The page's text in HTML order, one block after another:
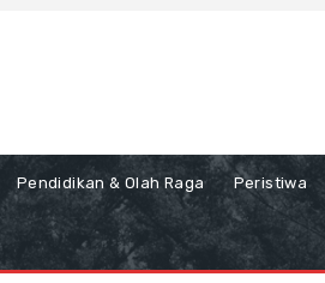
Pendidikan & Olah Raga Peristiwa